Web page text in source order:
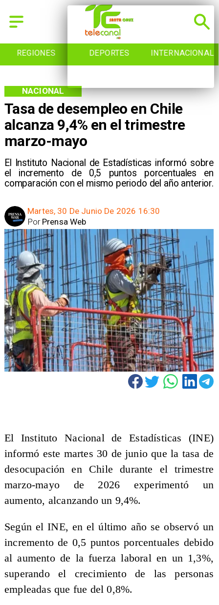
REGIONES DEPORTES INTERNACIONAL
Tasa de desempleo en Chile
alcanza 9,4% en el trimestre
marzo-mayo
El Instituto Nacional de Estadísticas informó sobre
el incremento de 0,5 puntos porcentuales en
comparación con el mismo periodo del año anterior.
NACIONAL
Martes, 30 De Junio De 2026 16:30
Prensa Web
Por
El Instituto Nacional de Estadísticas (INE)
informó este martes 30 de junio que la tasa de
desocupación en Chile durante el trimestre
marzo-mayo de 2026 experimentó un
aumento, alcanzando un 9,4%.
Según el INE, en el último año se observó un
incremento de 0,5 puntos porcentuales debido
al aumento de la fuerza laboral en un 1,3%,
superando el crecimiento de las personas
empleadas que fue del 0,8%.